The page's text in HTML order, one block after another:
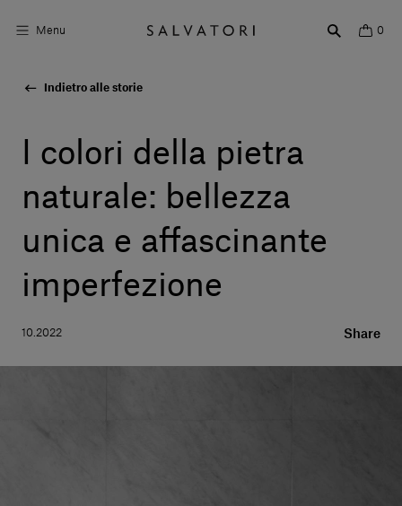
Menu 0
Arredo bagno
Storie di Design
Chi siamo
Indietro alle storie
I colori della pietra
naturale: bellezza
unica e affascinante
imperfezione
10.2022 Share